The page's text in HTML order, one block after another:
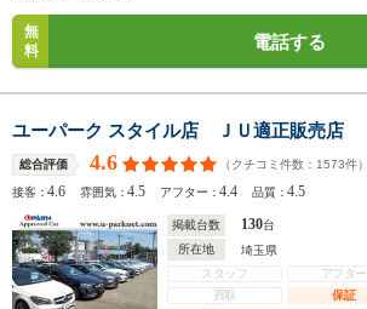
無
料
電話する
ユーパーク スタイル店 ＪＵ適正販売店
総合評価 4.6 （クチコミ件数： 1573件）
接客：4.6 雰囲気：4.5 アフター：4.4 品質：4.5
掲載台数 130台
所在地
埼玉県
スタッフ
アフター
買取
保証